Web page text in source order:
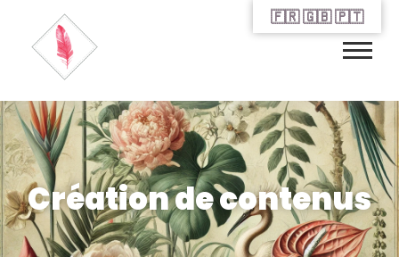
Création de contenus
🇫🇷 🇬🇧 🇵🇹